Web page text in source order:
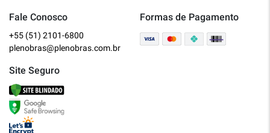
Fale Conosco
+55 (51) 2101-6800
plenobras@plenobras.com.br
Formas de Pagamento
Site Seguro
O que você deseja?
Dúvidas técnicas sobre produtos